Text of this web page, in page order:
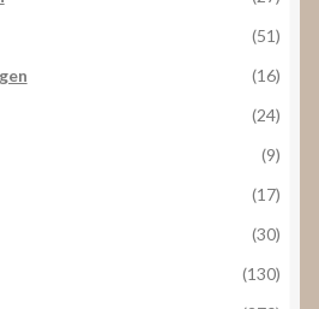
(51)
(16)
(24)
(9)
(17)
(30)
(130)